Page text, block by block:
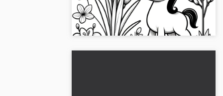
ilmaisesta latauksesta. Lataa nyt ja ole
luova!...